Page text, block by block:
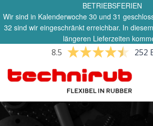
BETRIEBSFERIEN
Wir sind in Kalenderwoche 30 und 31
32 sind wir eingeschränkt erreichbar. In
längeren Lieferzeiten
8.5 252